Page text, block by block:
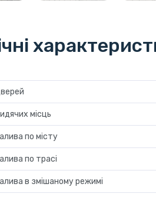
місць
по місту
по трасі
в змішаному режимі